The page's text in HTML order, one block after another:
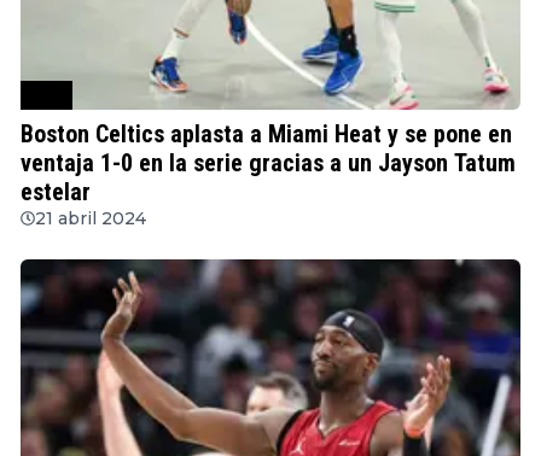
Boston Celtics aplasta a Miami Heat y se pone en
ventaja 1-0 en la serie gracias a un Jayson Tatum
estelar
21 abril 2024